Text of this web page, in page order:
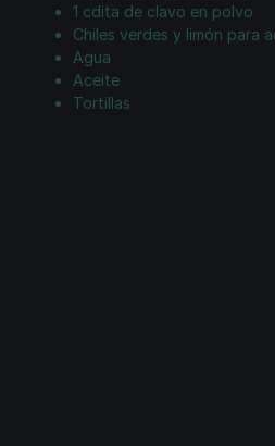
1 cdita de clavo en polvo
Chiles verdes y limón para
Agua
Aceite
Tortillas